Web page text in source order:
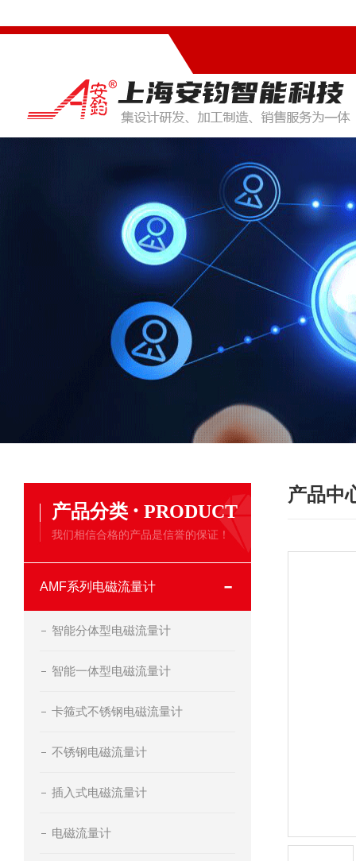
产品分类 · PRODUCT
我们相信合格的产品是信誉的保证！
AMF系列电磁流量计
智能分体型电磁流量计
智能一体型电磁流量计
卡箍式不锈钢电磁流量计
不锈钢电磁流量计
插入式电磁流量计
电磁流量计
产品中